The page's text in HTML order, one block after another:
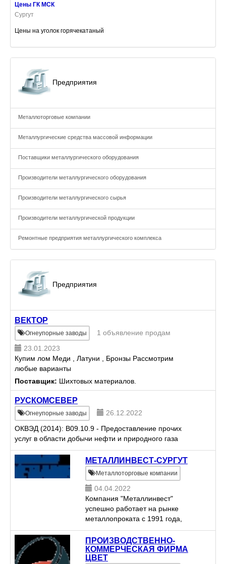
Цены ГК МСК
Сургут
Цены на уголок горячекатаный
Предприятия
Металлоторговые компании
Металлургические средства массовой информации
Поставщики металлургического оборудования
Производители металлургического оборудования
Производители металлургического сырья
Производители металлургической продукции
Ремонтные предприятия металлургического комплекса
Предприятия
ВЕКТОР
Огнеупорные заводы
1 объявление продам
23.01.2023
Купим лом Меди , Латуни , Бронзы Рассмотрим
любые варианты
Поставщик: Шихтовых материалов.
РУСКОМСЕВЕР
Огнеупорные заводы
26.12.2022
ОКВЭД (2014): B09.10.9 - Предоставление прочих
услуг в области добычи нефти и природного газа
МЕТАЛЛИНВЕСТ-СУРГУТ
Металлоторговые компании
04.04.2022
Компания "Металлинвест"
успешно работает на рынке
металлопроката с 1991 года,
зарекомендовала себя, как
надежный патрнёр-поставщик
металла, а также как
производитель
ПРОИЗВОДСТВЕННО-
КОММЕРЧЕСКАЯ ФИРМА
ЦВЕТ